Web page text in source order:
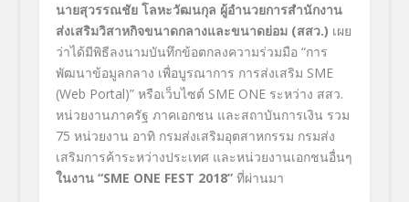
นายสุวรรณชัย โลหะวัฒนกุล ผู้อำนวยการสำนักงาน
ส่งเสริมวิสาหกิจขนาดกลางและขนาดย่อม (สสว.) เผย
ว่าได้มีพิธีลงนามบันทึกข้อตกลงความร่วมมือ “การ
พัฒนาข้อมูลกลาง เพื่อบูรณาการ การส่งเสริม SME
(Web Portal)” หรือเว็บไซต์ SME ONE ระหว่าง สสว.
หน่วยงานภาครัฐ ภาคเอกชน และสถาบันการเงิน รวม
75 หน่วยงาน อาทิ กรมส่งเสริมอุตสาหกรรม กรมส่ง
เสริมการค้าระหว่างประเทศ และหน่วยงานเอกชนอื่นๆ
ในงาน “SME ONE FEST 2018” ที่ผ่านมา